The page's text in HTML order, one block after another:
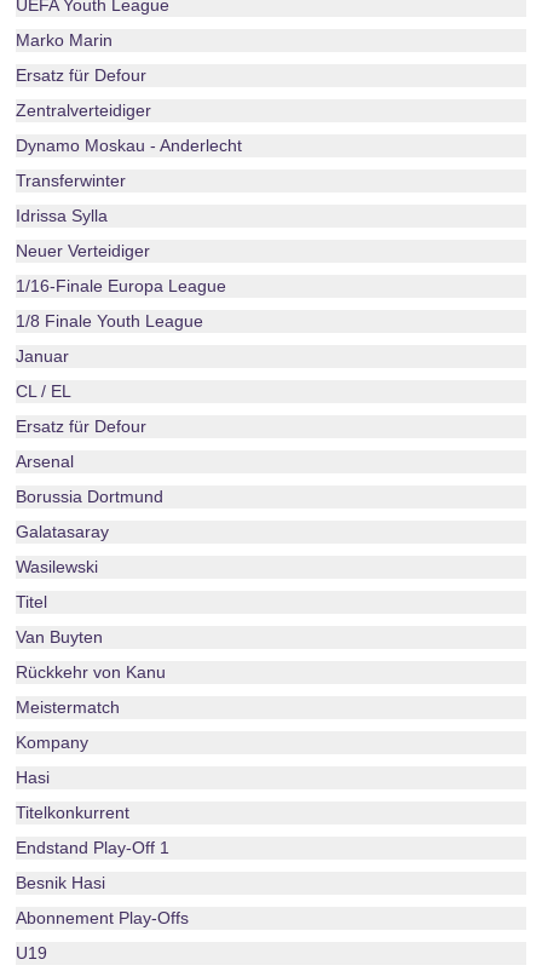
UEFA Youth League
Marko Marin
Ersatz für Defour
Zentralverteidiger
Dynamo Moskau - Anderlecht
Transferwinter
Idrissa Sylla
Neuer Verteidiger
1/16-Finale Europa League
1/8 Finale Youth League
Januar
CL / EL
Ersatz für Defour
Arsenal
Borussia Dortmund
Galatasaray
Wasilewski
Titel
Van Buyten
Rückkehr von Kanu
Meistermatch
Kompany
Hasi
Titelkonkurrent
Endstand Play-Off 1
Besnik Hasi
Abonnement Play-Offs
U19